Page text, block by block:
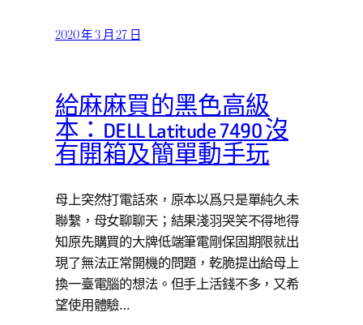
2020 年 3 月 27 日
給麻麻買的黑色高級
本：DELL Latitude 7490 沒
有開箱及簡單動手玩
母上突然打電話來，原本以爲只是單純久未
聯繫，母女聊聊天；結果淺羽哭笑不得地得
知原先購買的大牌低端筆電剛保固期限就出
現了無法正常開機的問題，乾脆提出給母上
換一臺電腦的想法。但手上活錢不多，又希
望使用體驗…